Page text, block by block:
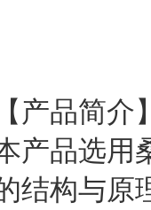
【产品简介
产品选用
结构与原